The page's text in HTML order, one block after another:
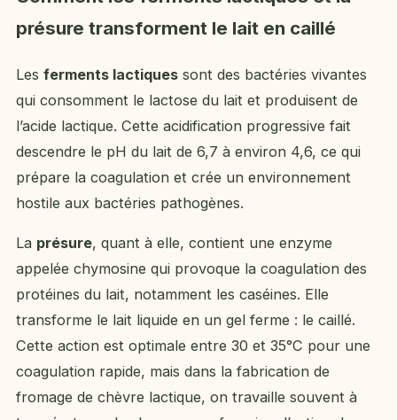
présure transforment le lait en caillé
Les ferments lactiques sont des bactéries vivantes
qui consomment le lactose du lait et produisent de
l’acide lactique. Cette acidification progressive fait
descendre le pH du lait de 6,7 à environ 4,6, ce qui
prépare la coagulation et crée un environnement
hostile aux bactéries pathogènes.
La présure, quant à elle, contient une enzyme
appelée chymosine qui provoque la coagulation des
protéines du lait, notamment les caséines. Elle
transforme le lait liquide en un gel ferme : le caillé.
Cette action est optimale entre 30 et 35°C pour une
coagulation rapide, mais dans la fabrication de
fromage de chèvre lactique, on travaille souvent à